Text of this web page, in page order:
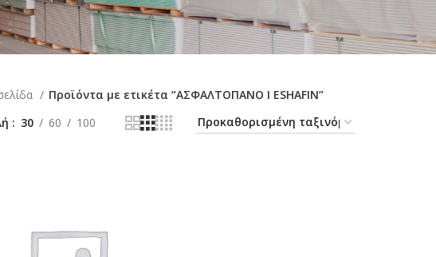
Προϊόντα με ετικέτα “ΑΣΦΑΛΤΟΠΑΝΟ Ι ESHAFIN”
30 60 100